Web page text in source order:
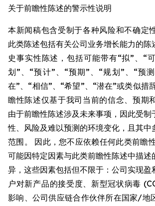
关于前瞻性陈述的警示性说明
本新闻稿包含受制于各种风险和不确定
此类陈述包括有关公司业务增长能力的陈
史事实性陈述，包括可能带有“拟”、“
划”、“预计”、“预期”、“规划”、“预
在”、“相信”、“希望”、“潜在”或类似措
瞻性陈述仅基于我司当前的信念、预期
由于前瞻性陈述涉及未来事项，因此受制
性、风险及难以预测的环境变化，且其中
范围。 因此，您不应依赖任何此类前瞻
可能因特定因素与此类前瞻性陈述中描述
异，这些因素包括但不限于：公司实现盈
户对新产品的接受度、新型冠状病毒
影响、公司供应链合作伙伴所在国家/地